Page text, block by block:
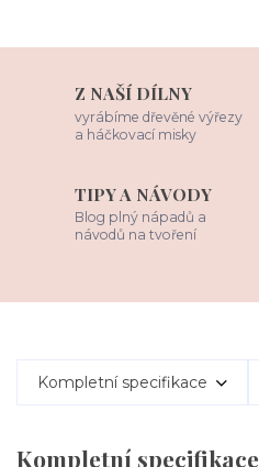
Z NAŠÍ DÍLNY
vyrábíme dřevěné výřezy
a háčkovací misky
TIPY A NÁVODY
Blog plný nápadů a
návodů na tvoření
Kompletní specifikace
Kompletní specifikace